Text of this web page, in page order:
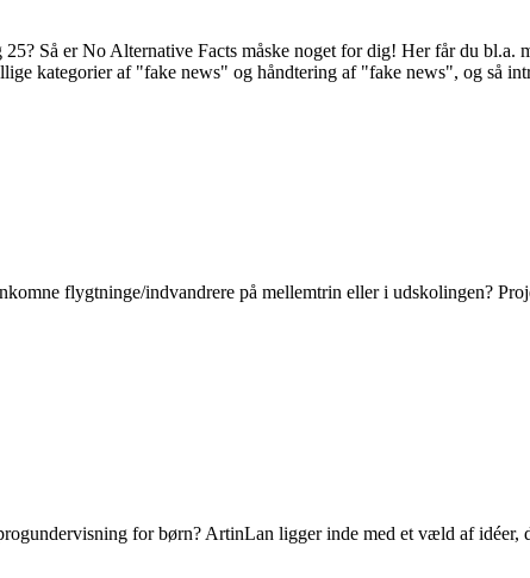
Så er No Alternative Facts måske noget for dig! Her får du
kategorier af "fake news" og håndtering af "fake news", og så
flygtninge/indvandrere på mellemtrin eller i udskolingen?
for børn? ArtinLan ligger inde med et væld af idéer,